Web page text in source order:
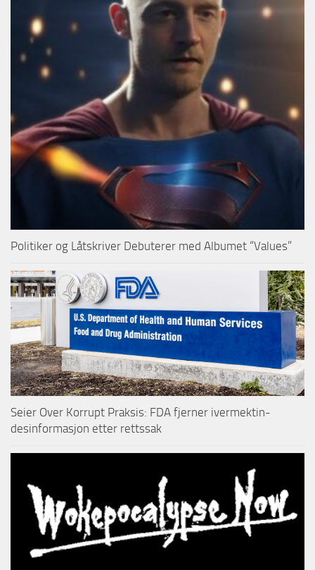
Politiker og Låtskriver Debuterer med Albumet “Values”
Seier Over Korrupt Praksis: FDA fjerner ivermektin-
desinformasjon etter rettssak